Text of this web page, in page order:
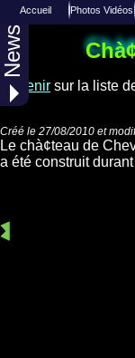
Accueil Photos Vidéos
News
Revenir sur la liste
Créé le 27/08/2010 et
Le chà¢teau de
a été construit